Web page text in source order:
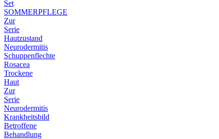
Set
SOMMERPFLEGE
Zur
Serie
Hautzustand
Neurodermitis
Schuppenflechte
Rosacea
Trockene
Haut
Zur
Serie
Neurodermitis
Krankheitsbild
Betroffene
Behandlung